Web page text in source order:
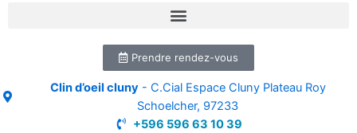
Prendre rendez-vous
Clin d’oeil cluny- C.Cial Espace Cluny Plateau Roy
Schoelcher, 97233
+596 596 63 10 39